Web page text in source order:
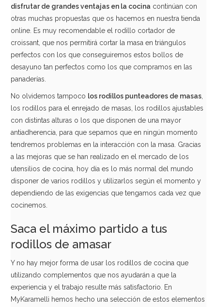
disfrutar de grandes ventajas en la cocina continúan con
otras muchas propuestas que os hacemos en nuestra tienda
online. Es muy recomendable el rodillo cortador de
croissant, que nos permitirá cortar la masa en triángulos
perfectos con los que conseguiremos estos bollos de
desayuno tan perfectos como los que compramos en las
panaderías.
No olvidemos tampoco los rodillos punteadores de masas,
los rodillos para el enrejado de masas, los rodillos ajustables
con distintas alturas o los que disponen de una mayor
antiadherencia, para que sepamos que en ningún momento
tendremos problemas en la interacción con la masa. Gracias
a las mejoras que se han realizado en el mercado de los
utensilios de cocina, hoy día es lo más normal del mundo
disponer de varios rodillos y utilizarlos según el momento y
dependiendo de las exigencias que tengamos cada vez que
cocinemos.
Saca el máximo partido a tus
rodillos de amasar
Y no hay mejor forma de usar los rodillos de cocina que
utilizando complementos que nos ayudarán a que la
experiencia y el trabajo resulte más satisfactorio. En
MyKaramelli hemos hecho una selección de estos elementos